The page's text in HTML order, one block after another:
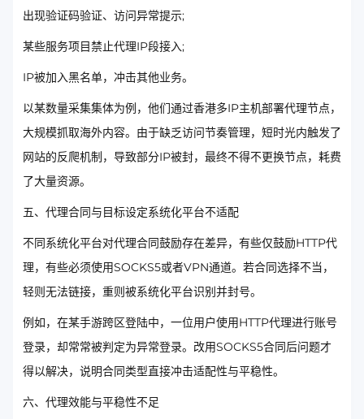
出现验证码验证、访问异常提示;
某些服务项目禁止代理IP段接入;
IP被加入黑名单，冲击其他业务。
以某数量采集集体为例，他们通过香港多IP主机部署代理节点，
大规模抓取海外内容。由于缺乏访问节奏管理，短时光内触发了
网站的反爬机制，导致部分IP被封，最终不得不更换节点，耗费
了大量资源。
五、代理合同与目标设定系统化平台不适配
不同系统化平台对代理合同鼓励存在差异，有些仅鼓励HTTP代
理，有些必须使用SOCKS5或者VPN通道。若合同选择不当，
轻则无法链接，重则被系统化平台识别并封号。
例如，在某手游跨区登陆中，一位用户使用HTTP代理进行账号
登录，却常常被判定为异常登录。改用SOCKS5合同后问题才
得以解决，说明合同类型直接冲击适配性与平稳性。
六、代理效能与平稳性不足